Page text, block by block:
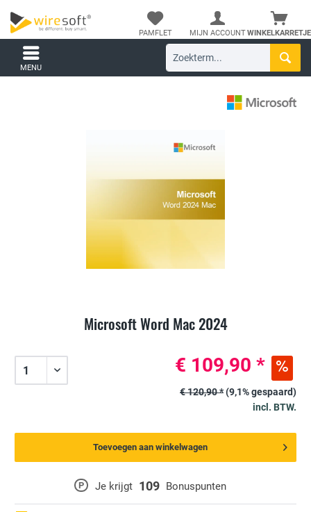
WINKELKARRETJE
PAMFLET MIJN ACCOUNT
MENU
Microsoft Word Mac 2024
P Je krijgt 109 Bonuspunten
€ 109,90 *
€ 120,90 *(9,1% gespaard)
incl. BTW.
Toevoegen aan winkelwagen